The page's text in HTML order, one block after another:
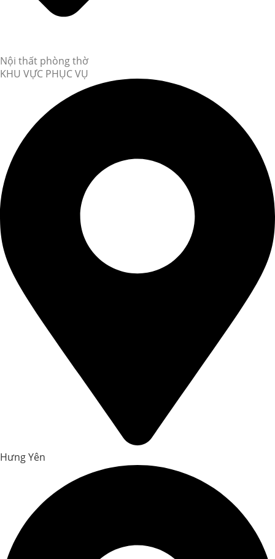
Nội thất phòng thờ
KHU VỰC PHỤC VỤ
Hưng Yên